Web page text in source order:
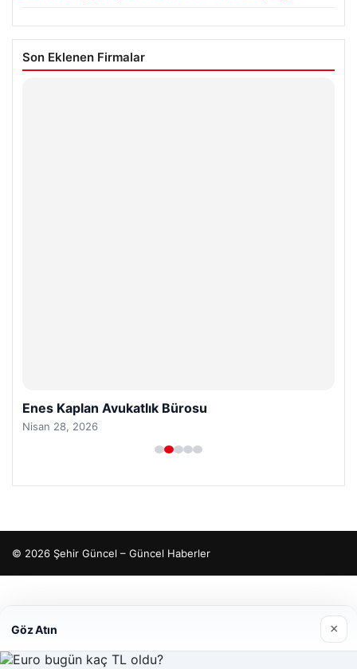
Son Eklenen Firmalar
Enes Kaplan Avukatlık Bürosu
Nisan 28, 2026
© 2026 Şehir Güncel – Güncel Haberler
Göz Atın ×